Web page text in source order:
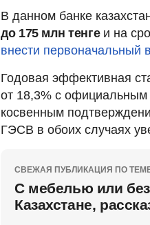
В данном банке
до 175 млн тенгеи на
внести первоначальный
Годовая эффективная
от 18,3% с
косвенным
ГЭСВ в обоих случаях
СВЕЖАЯ ПУБЛИКАЦИЯ ПО
С мебелью или
Казахстане,